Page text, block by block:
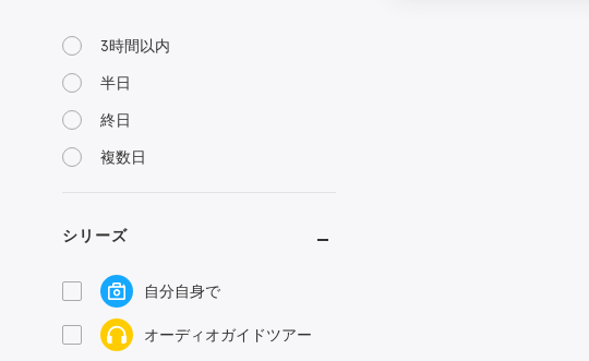
3時間以内
半日
終日
複数日
シリーズ
自分自身で
オーディオガイドツアー